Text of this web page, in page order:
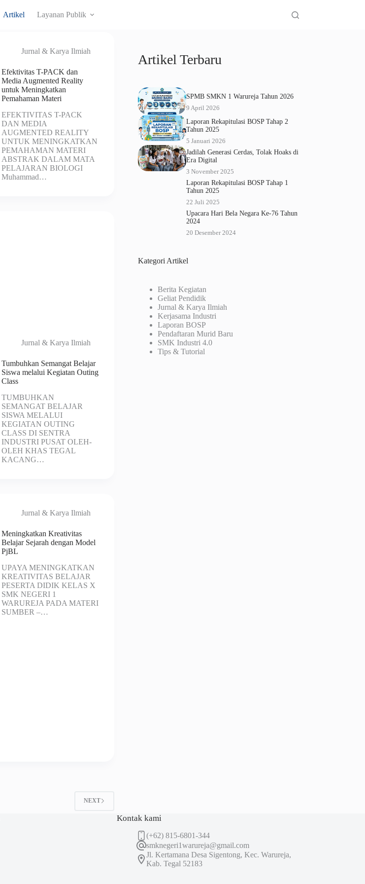
Artikel Layanan Publik
Jurnal & Karya Ilmiah
Efektivitas T-PACK dan
Media Augmented Reality
untuk Meningkatkan
Pemahaman Materi
EFEKTIVITAS T-PACK
DAN MEDIA
AUGMENTED REALITY
UNTUK MENINGKATKAN
PEMAHAMAN MATERI
ABSTRAK DALAM MATA
PELAJARAN BIOLOGI
Muhammad…
Jurnal & Karya Ilmiah
Tumbuhkan Semangat Belajar
Siswa melalui Kegiatan Outing
Class
TUMBUHKAN
SEMANGAT BELAJAR
SISWA MELALUI
KEGIATAN OUTING
CLASS DI SENTRA
INDUSTRI PUSAT OLEH-
OLEH KHAS TEGAL
KACANG…
Jurnal & Karya Ilmiah
Meningkatkan Kreativitas
Belajar Sejarah dengan Model
PjBL
UPAYA MENINGKATKAN
KREATIVITAS BELAJAR
PESERTA DIDIK KELAS X
SMK NEGERI 1
WARUREJA PADA MATERI
SUMBER –…
NEXT
Artikel Terbaru
SPMB SMKN 1 Warureja Tahun 2026
9 April 2026
Laporan Rekapitulasi BOSP Tahap 2
Tahun 2025
5 Januari 2026
Jadilah Generasi Cerdas, Tolak Hoaks di
Era Digital
3 November 2025
Laporan Rekapitulasi BOSP Tahap 1
Tahun 2025
22 Juli 2025
Upacara Hari Bela Negara Ke-76 Tahun
2024
20 Desember 2024
Kategori Artikel
Berita Kegiatan
Geliat Pendidik
Jurnal & Karya Ilmiah
Kerjasama Industri
Laporan BOSP
Pendaftaran Murid Baru
SMK Industri 4.0
Tips & Tutorial
Kontak kami
(+62) 815-6801-344
smknegeri1warureja@gmail.com
Jl. Kertamana Desa Sigentong, Kec. Warureja,
Kab. Tegal 52183